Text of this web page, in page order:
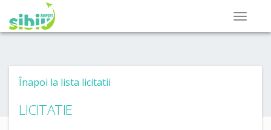
Înapoi la lista licitatii
LICITATIE